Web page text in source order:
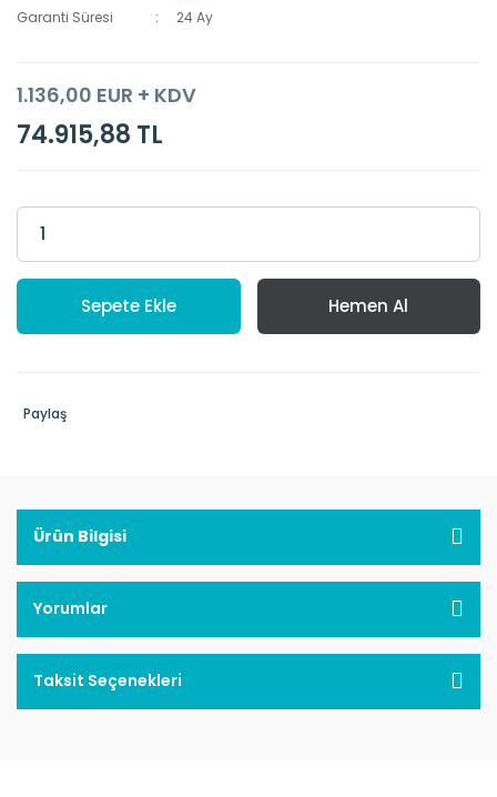
Garanti Süresi
24 Ay
1.136,00 EUR + KDV
74.915,88 TL
Sepete Ekle Hemen Al
Paylaş
Ürün Bilgisi
Yorumlar
Taksit Seçenekleri